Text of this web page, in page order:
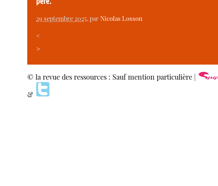
29 septembre 2025, parNicolas Losson
<
>
© la revue des ressources : Sauf mention particulière |
&